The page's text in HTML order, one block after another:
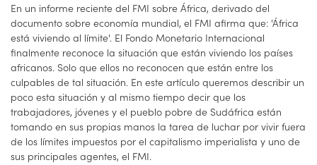
En un informe reciente del FMI sobre África, derivado del
documento sobre economía mundial, el FMI afirma que: 'África
está viviendo al límite'. El Fondo Monetario Internacional
finalmente reconoce la situación que están viviendo los países
africanos. Solo que ellos no reconocen que están entre los
culpables de tal situación. En este artículo queremos describir un
poco esta situación y al mismo tiempo decir que los
trabajadores, jóvenes y el pueblo pobre de Sudáfrica están
tomando en sus propias manos la tarea de luchar por vivir fuera
de los límites impuestos por el capitalismo imperialista y uno de
sus principales agentes, el FMI.